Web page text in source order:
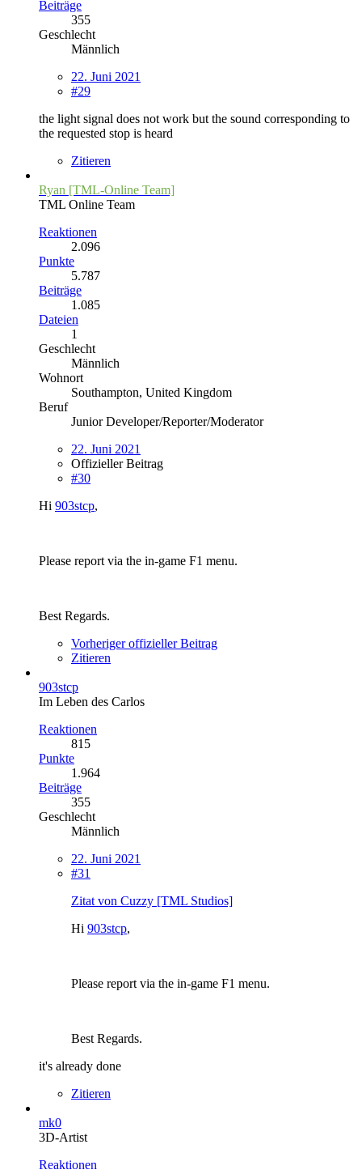
Beiträge
355
Geschlecht
Männlich
22. Juni 2021
#29
the light signal does not work but the sound corresponding to
the requested stop is heard
Zitieren
Ryan [TML-Online Team]
TML Online Team
Reaktionen
2.096
Punkte
5.787
Beiträge
1.085
Dateien
1
Geschlecht
Männlich
Wohnort
Southampton, United Kingdom
Beruf
Junior Developer/Reporter/Moderator
22. Juni 2021
Offizieller Beitrag
#30
Hi 903stcp,
Please report via the in-game F1 menu.
Best Regards.
Vorheriger offizieller Beitrag
Zitieren
903stcp
Im Leben des Carlos
Reaktionen
815
Punkte
1.964
Beiträge
355
Geschlecht
Männlich
22. Juni 2021
#31
Zitat von Cuzzy [TML Studios]
Hi 903stcp,
Please report via the in-game F1 menu.
Best Regards.
it's already done
Zitieren
mk0
3D-Artist
Reaktionen